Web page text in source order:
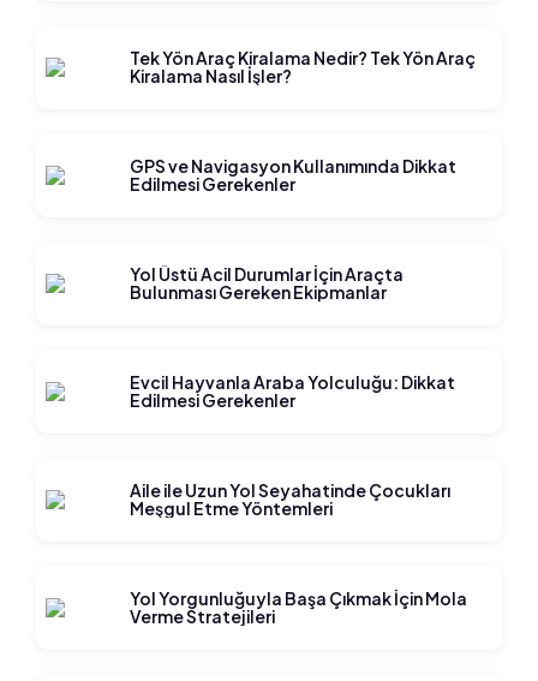
Tek Yön Araç Kiralama Nedir? Tek Yön Araç
Kiralama Nasıl İşler?
GPS ve Navigasyon Kullanımında Dikkat
Edilmesi Gerekenler
Yol Üstü Acil Durumlar İçin Araçta
Bulunması Gereken Ekipmanlar
Evcil Hayvanla Araba Yolculuğu: Dikkat
Edilmesi Gerekenler
Aile ile Uzun Yol Seyahatinde Çocukları
Meşgul Etme Yöntemleri
Yol Yorgunluğuyla Başa Çıkmak İçin Mola
Verme Stratejileri